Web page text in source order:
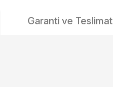
Garanti ve Teslimat